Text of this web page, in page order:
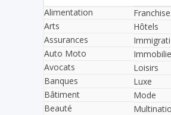
Alimentation
Arts
Assurances
Auto Moto
Avocats
Banques
Bâtiment
Beauté
Hôtels
Loisirs
Luxe
Mode